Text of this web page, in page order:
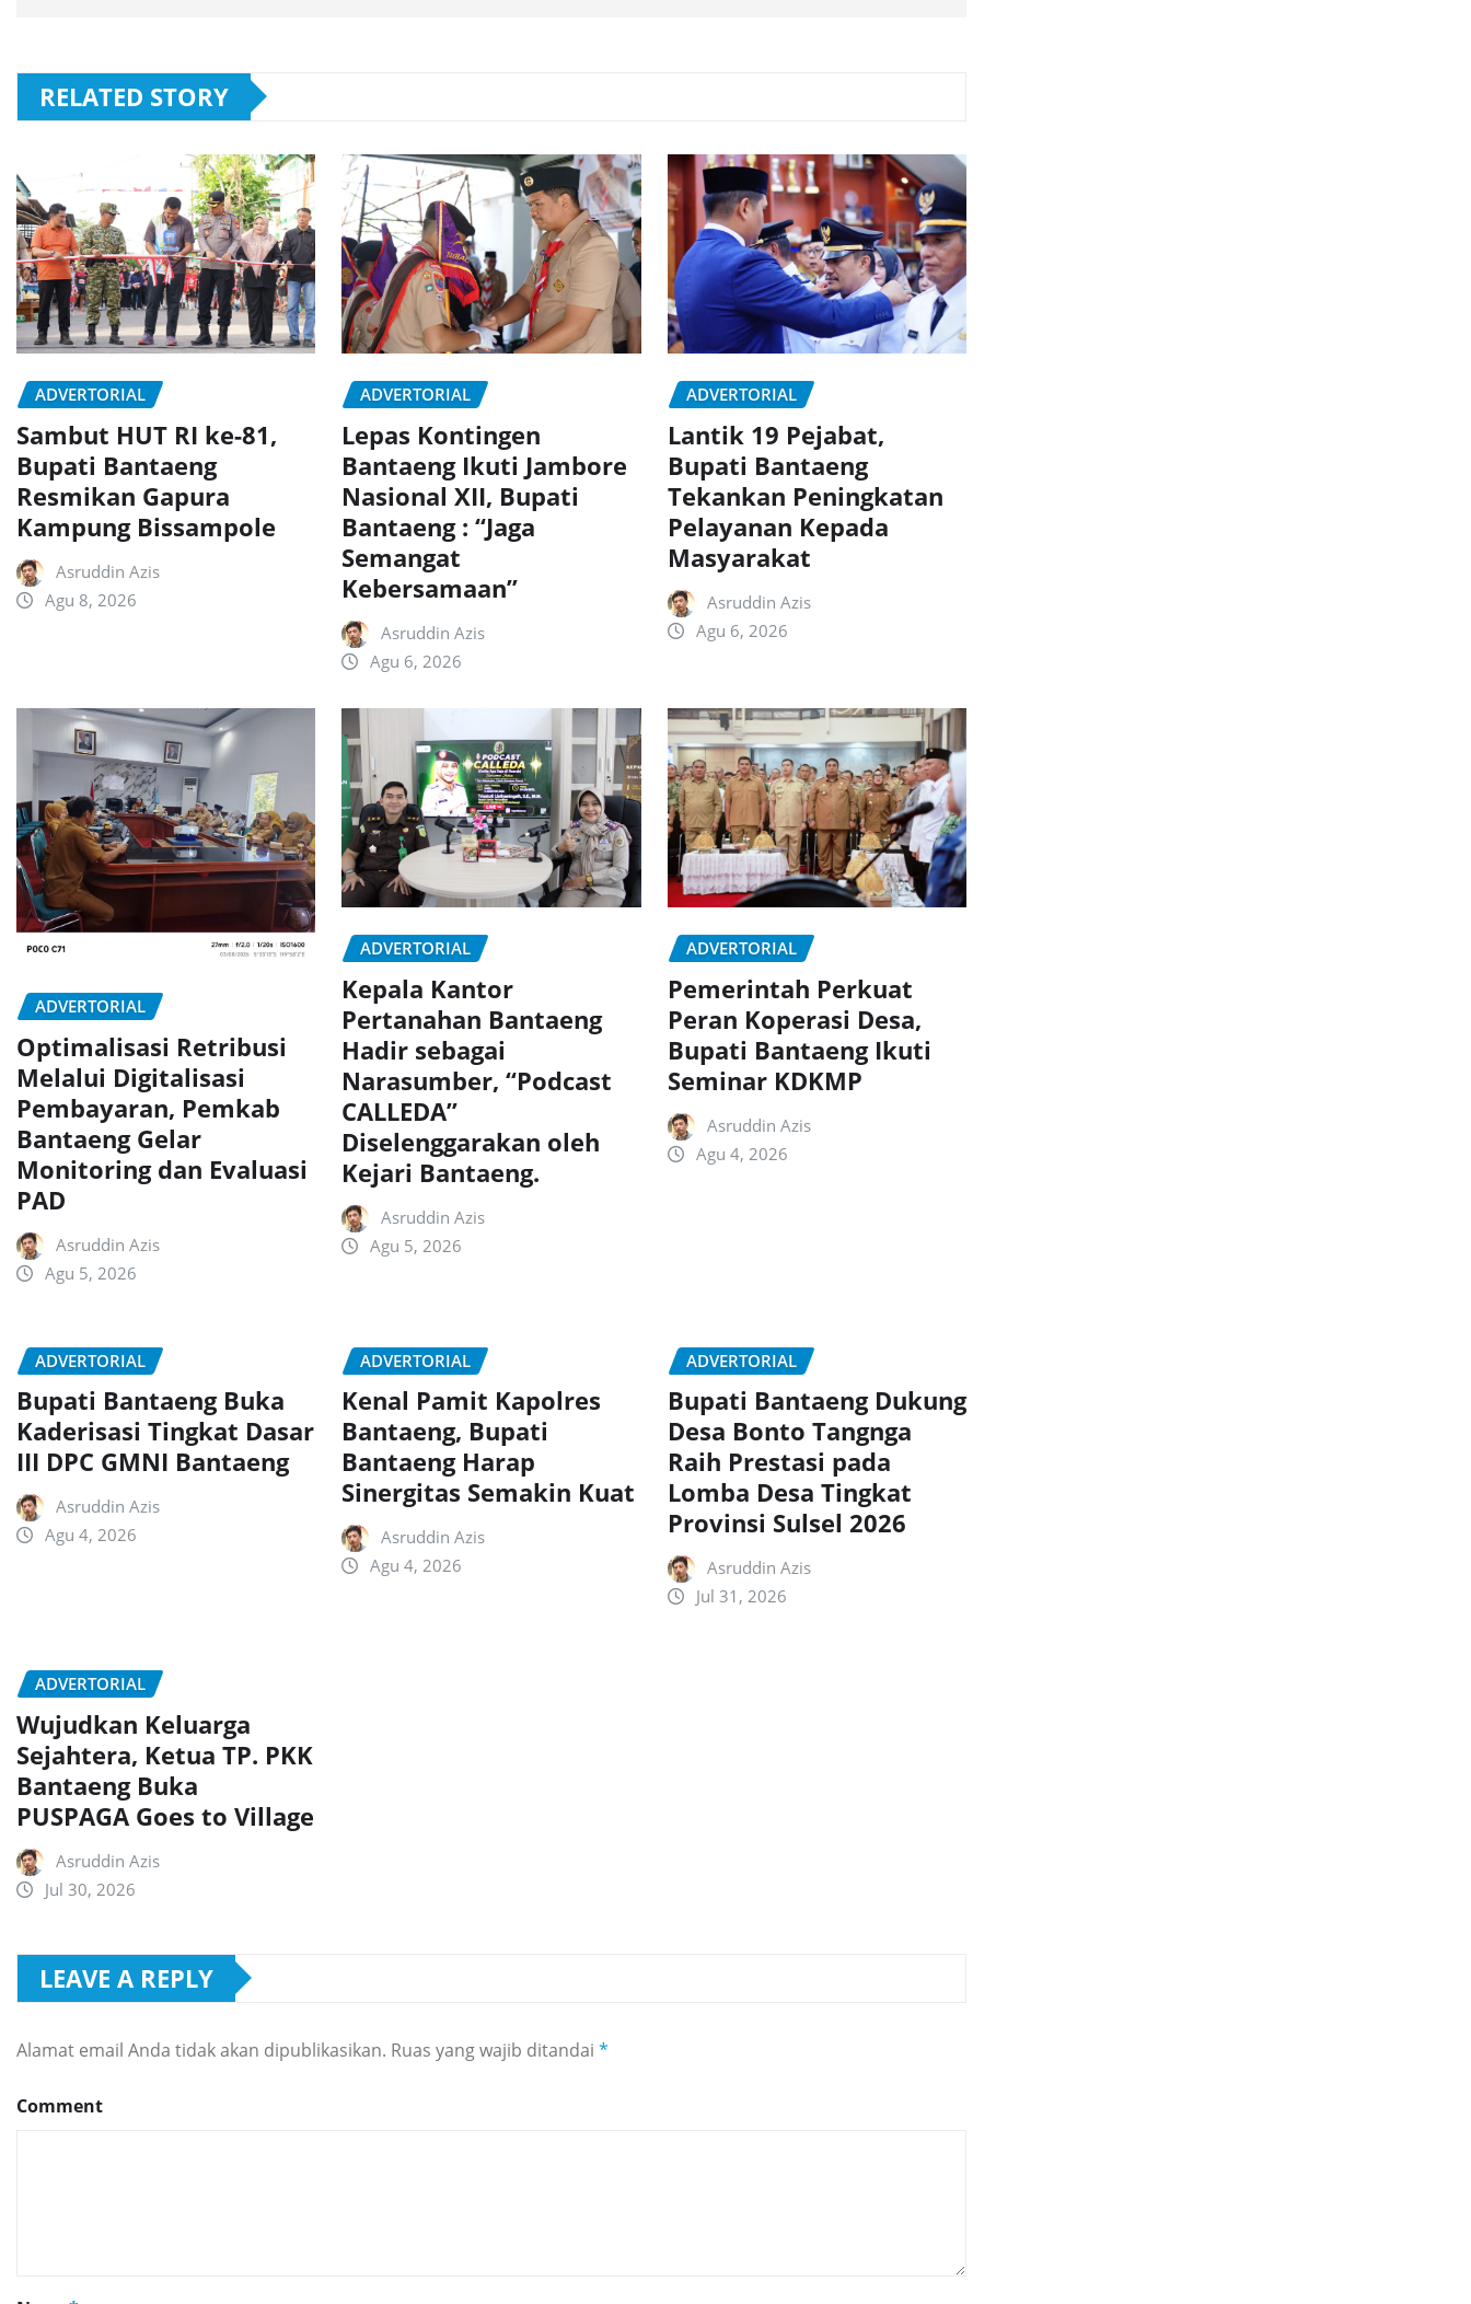
RELATED STORY
ADVERTORIAL
Sambut HUT RI ke-81,
Bupati Bantaeng
Resmikan Gapura
Kampung Bissampole
Asruddin Azis
Agu 8, 2026
ADVERTORIAL
Lepas Kontingen
Bantaeng Ikuti Jambore
Nasional XII, Bupati
Bantaeng : “Jaga
Semangat
Kebersamaan”
Asruddin Azis
Agu 6, 2026
ADVERTORIAL
Lantik 19 Pejabat,
Bupati Bantaeng
Tekankan Peningkatan
Pelayanan Kepada
Masyarakat
Asruddin Azis
Agu 6, 2026
ADVERTORIAL
Optimalisasi Retribusi
Melalui Digitalisasi
Pembayaran, Pemkab
Bantaeng Gelar
Monitoring dan Evaluasi
PAD
Asruddin Azis
Agu 5, 2026
ADVERTORIAL
Kepala Kantor
Pertanahan Bantaeng
Hadir sebagai
Narasumber, “Podcast
CALLEDA”
Diselenggarakan oleh
Kejari Bantaeng.
Asruddin Azis
Agu 5, 2026
ADVERTORIAL
Pemerintah Perkuat
Peran Koperasi Desa,
Bupati Bantaeng Ikuti
Seminar KDKMP
Asruddin Azis
Agu 4, 2026
ADVERTORIAL
Bupati Bantaeng Buka
Kaderisasi Tingkat Dasar
III DPC GMNI Bantaeng
Asruddin Azis
Agu 4, 2026
ADVERTORIAL
Kenal Pamit Kapolres
Bantaeng, Bupati
Bantaeng Harap
Sinergitas Semakin Kuat
Asruddin Azis
Agu 4, 2026
ADVERTORIAL
Bupati Bantaeng Dukung
Desa Bonto Tangnga
Raih Prestasi pada
Lomba Desa Tingkat
Provinsi Sulsel 2026
Asruddin Azis
Jul 31, 2026
ADVERTORIAL
Wujudkan Keluarga
Sejahtera, Ketua TP. PKK
Bantaeng Buka
PUSPAGA Goes to Village
Asruddin Azis
Jul 30, 2026
LEAVE A REPLY
Alamat email Anda tidak akan dipublikasikan. Ruas yang wajib ditandai *
Comment